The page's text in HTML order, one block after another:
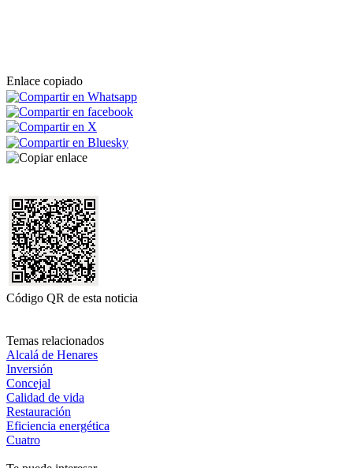
Enlace copiado
Código QR de esta noticia
Temas relacionados
Alcalá de Henares
Inversión
Concejal
Calidad de vida
Restauración
Eficiencia energética
Cuatro